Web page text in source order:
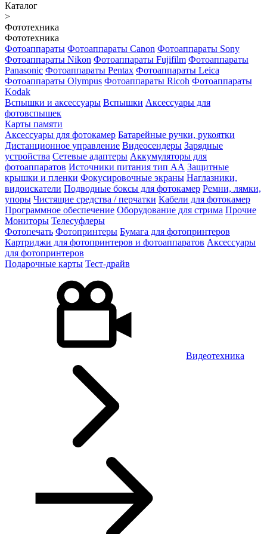
Каталог
>
Фототехника
Фототехника
Фотоаппараты Фотоаппараты Canon Фотоаппараты Sony
Фотоаппараты Nikon Фотоаппараты Fujifilm Фотоаппараты
Panasonic Фотоаппараты Pentax Фотоаппараты Leica
Фотоаппараты Olympus Фотоаппараты Ricoh Фотоаппараты
Kodak
Вспышки и аксессуары Вспышки Аксессуары для
фотовспышек
Карты памяти
Аксессуары для фотокамер Батарейные ручки, рукоятки
Дистанционное управление Видеосендеры Зарядные
устройства Сетевые адаптеры Аккумуляторы для
фотоаппаратов Источники питания тип АА Защитные
крышки и пленки Фокусировочные экраны Наглазники,
видоискатели Подводные боксы для фотокамер Ремни, лямки,
упоры Чистящие средства / перчатки Кабели для фотокамер
Программное обеспечение Оборудование для стрима Прочие
Мониторы Телесуфлеры
Фотопечать Фотопринтеры Бумага для фотопринтеров
Картриджи для фотопринтеров и фотоаппаратов Аксессуары
для фотопринтеров
Подарочные карты Тест-драйв
Видеотехника